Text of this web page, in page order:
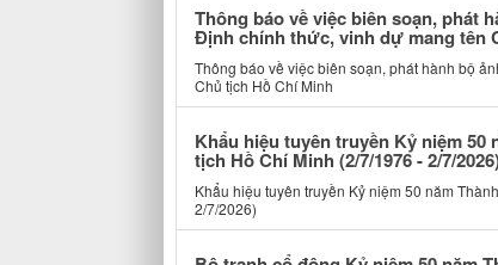
Thông báo về việc biên soạn, phát
Định chính thức, vinh dự mang tên
Thông báo về việc biên soạn, phát hành bộ
Chủ tịch Hồ Chí Minh
Khẩu hiệu tuyên truyền Kỷ niệm
tịch Hồ Chí Minh (2/7/1976 - 2/7/
Khẩu hiệu tuyên truyền Kỷ niệm 50 năm
2/7/2026)